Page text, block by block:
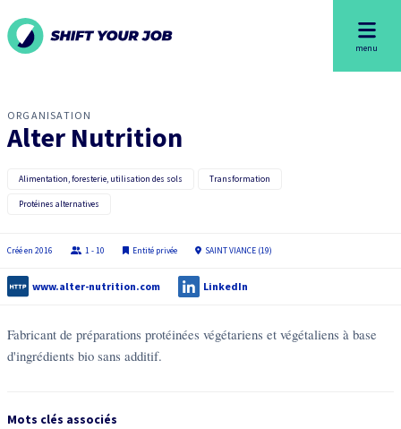
menu
ORGANISATION
Alter Nutrition
Alimentation, foresterie, utilisation des sols Transformation
Protéines alternatives
Créé en 2016 1 - 10 Entité privée SAINT VIANCE (19)
www.alter-nutrition.com LinkedIn
Fabricant de préparations protéinées végétariens et végétaliens à base
d'ingrédients bio sans additif.
Mots clés associés